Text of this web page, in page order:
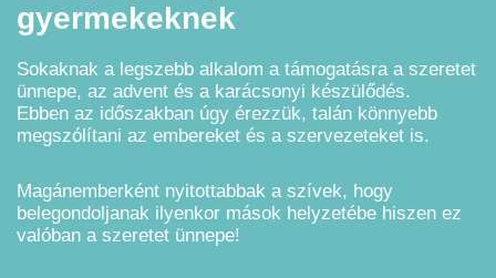
gyermekeknek
Sokaknak a legszebb alkalom a támogatásra a szeretet
ünnepe, az advent és a karácsonyi készülődés.
Ebben az időszakban úgy érezzük, talán könnyebb
megszólítani az embereket és a szervezeteket is.
Magánemberként nyitottabbak a szívek, hogy
belegondoljanak ilyenkor mások helyzetébe hiszen ez
valóban a szeretet ünnepe!